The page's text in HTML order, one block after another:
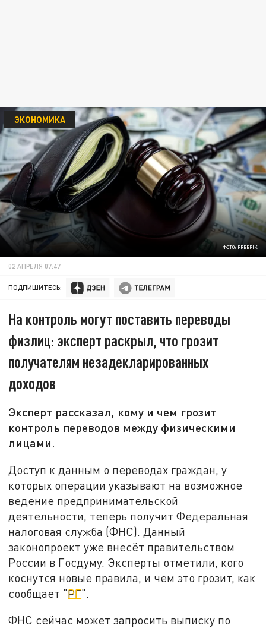
ФОТО: FREEPIK
ЭКОНОМИКА
02 АПРЕЛЯ 07:47
ПОДПИШИТЕСЬ:
На контроль могут поставить переводы
физлиц: эксперт раскрыл, что грозит
получателям незадекларированных
доходов
Эксперт рассказал, кому и чем грозит
контроль переводов между физическими
лицами.
Доступ к данным о переводах граждан, у
которых операции указывают на возможное
ведение предпринимательской
деятельности, теперь получит Федеральная
налоговая служба (ФНС). Данный
законопроект уже внесёт правительством
России в Госдуму. Эксперты отметили, кого
коснутся новые правила, и чем это грозит, как
сообщает "РГ".
ФНС сейчас может запросить выписку по